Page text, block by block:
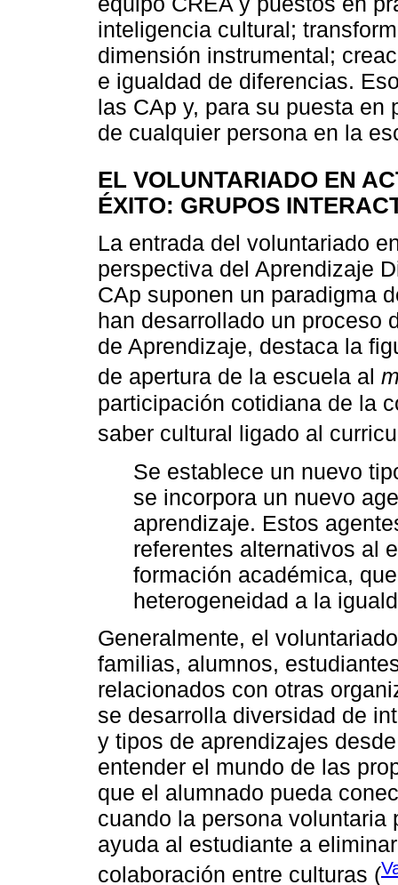
inteligencia cultural;
dimensión instrumental;
e igualdad de diferencias.
las CAp y, para su puesta
de cualquier persona en la
EL VOLUNTARIADO EN
ÉXITO: GRUPOS
La entrada del voluntariado
perspectiva del Aprendizaje
CAp suponen un paradigma
han desarrollado un proceso
de Aprendizaje, destaca la
de apertura de la escuela al
participación cotidiana de la
saber cultural ligado al
Se establece un nuevo
se incorpora un nuevo
aprendizaje. Estos
referentes alternativos al
formación académica,
heterogeneidad a la
Generalmente, el
familias, alumnos,
relacionados con otras
se desarrolla diversidad de
y tipos de aprendizajes
entender el mundo de las
que el alumnado pueda
cuando la persona voluntaria
ayuda al estudiante a
colaboración entre culturas (